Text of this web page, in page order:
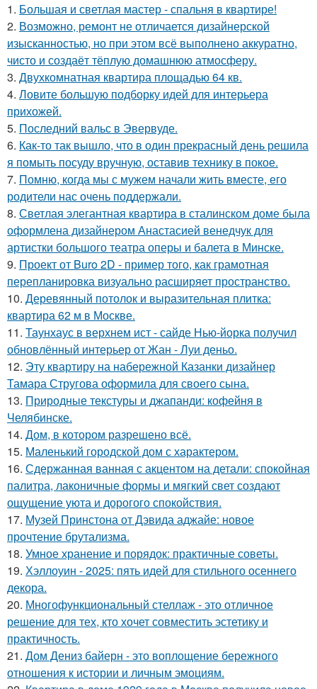
1. Большая и светлая мастер - спальня в квартире!
2. Возможно, ремонт не отличается дизайнерской
изысканностью, но при этом всё выполнено аккуратно,
чисто и создаёт тёплую домашнюю атмосферу.
3. Двухкомнатная квартира площадью 64 кв.
4. Ловите большую подборку идей для интерьера
прихожей.
5. Последний вальс в Эвервуде.
6. Как-то так вышло, что в один прекрасный день решила
я помыть посуду вручную, оставив технику в покое.
7. Помню, когда мы с мужем начали жить вместе, его
родители нас очень поддержали.
8. Светлая элегантная квартира в сталинском доме была
оформлена дизайнером Анастасией венедчук для
артистки большого театра оперы и балета в Минске.
9. Проект от Buro 2D - пример того, как грамотная
перепланировка визуально расширяет пространство.
10. Деревянный потолок и выразительная плитка:
квартира 62 м в Москве.
11. Таунхаус в верхнем ист - сайде Нью-йорка получил
обновлённый интерьер от Жан - Луи деньо.
12. Эту квартиру на набережной Казанки дизайнер
Тамара Стругова оформила для своего сына.
13. Природные текстуры и джапанди: кофейня в
Челябинске.
14. Дом, в котором разрешено всё.
15. Маленький городской дом с характером.
16. Сдержанная ванная с акцентом на детали: спокойная
палитра, лаконичные формы и мягкий свет создают
ощущение уюта и дорогого спокойствия.
17. Музей Принстона от Дэвида аджайе: новое
прочтение брутализма.
18. Умное хранение и порядок: практичные советы.
19. Хэллоуин - 2025: пять идей для стильного осеннего
декора.
20. Многофункциональный стеллаж - это отличное
решение для тех, кто хочет совместить эстетику и
практичность.
21. Дом Дениз байерн - это воплощение бережного
отношения к истории и личным эмоциям.